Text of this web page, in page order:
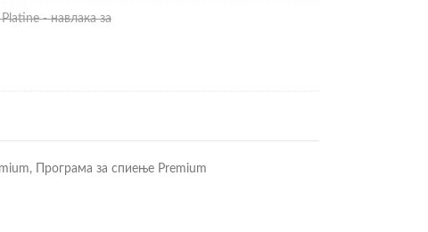
- навлака за
, Програма за спиење Premium